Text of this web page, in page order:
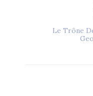
Le Trône